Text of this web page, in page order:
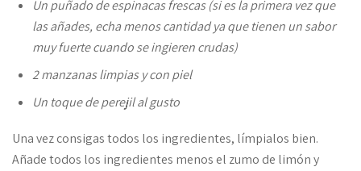
Un puñado de espinacas frescas (si es la primera vez que
las añades, echa menos cantidad ya que tienen un sabor
muy fuerte cuando se ingieren crudas)
2 manzanas limpias y con piel
Un toque de perejil al gusto
Una vez consigas todos los ingredientes, límpialos bien.
Añade todos los ingredientes menos el zumo de limón y